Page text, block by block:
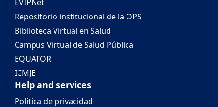
EVIPNet
Repositorio institucional de la OPS
Biblioteca Virtual en Salud
Campus Virtual de Salud Pública
EQUATOR
ICMJE
Help and services
Política de privacidad